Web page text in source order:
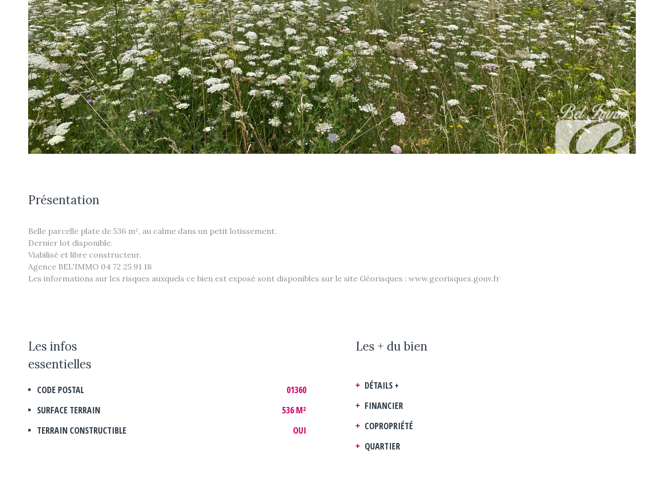
Présentation
Belle parcelle plate de 536 m², au calme dans un petit lotissement.
Dernier lot disponible.
Viabilisé et libre constructeur.
Agence BEL'IMMO 04 72 25 91 18
Les informations sur les risques auxquels ce bien est exposé sont disponibles sur le site Géorisques : www.georisques.gouv.fr
Les infos
essentielles
Caractérisque
CODE POSTAL
01360
SURFACE TERRAIN
536 M²
TERRAIN CONSTRUCTIBLE
OUI
Les + du bien
DÉTAILS +
FINANCIER
COPROPRIÉTÉ
QUARTIER